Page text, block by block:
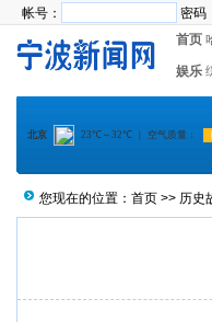
帐号： 密码
首页
娱乐
您现在的位置： 首页 >> 历史